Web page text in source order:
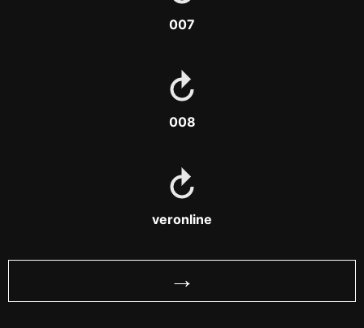
007
008
veronline
→